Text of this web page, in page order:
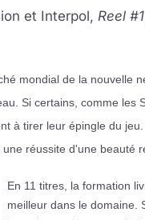
et Interpol, Reel #1
mondial de la nouvelle
Si certains, comme les
à tirer leur épingle du
une réussite d'une beauté
En 11 titres, la formation
meilleur dans le domaine.